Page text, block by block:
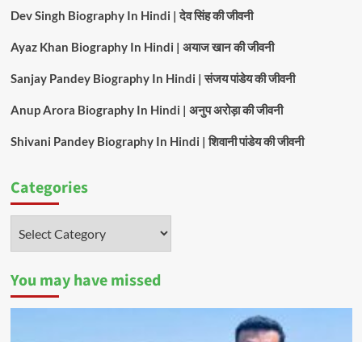
Dev Singh Biography In Hindi | देव सिंह की जीवनी
Ayaz Khan Biography In Hindi | अयाज खान की जीवनी
Sanjay Pandey Biography In Hindi | संजय पांडेय की जीवनी
Anup Arora Biography In Hindi | अनुप अरोड़ा की जीवनी
Shivani Pandey Biography In Hindi | शिवानी पांडेय की जीवनी
Categories
You may have missed